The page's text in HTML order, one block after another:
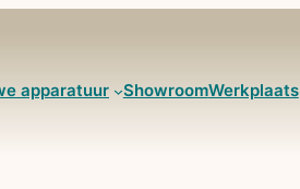
apparatuur ShowroomWerkplaats